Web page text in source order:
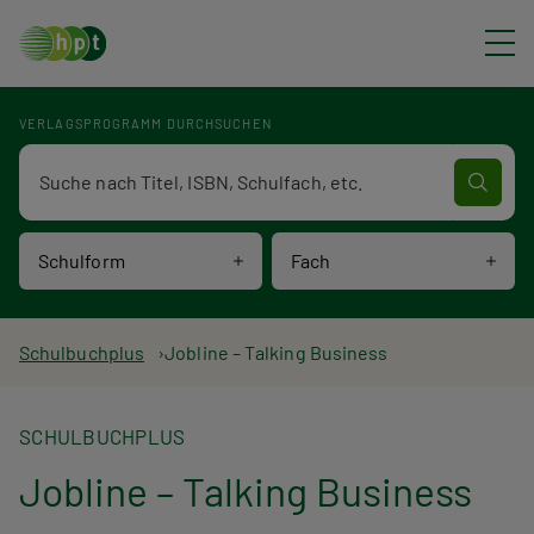
VERLAGSPROGRAMM DURCHSUCHEN
Schulform Fach
Verlagsprogramm Volltextsuche
P
a
d
Schulbuchplus Jobline – Talking Business
SCHULBUCHPLUS
Jobline – Talking Business